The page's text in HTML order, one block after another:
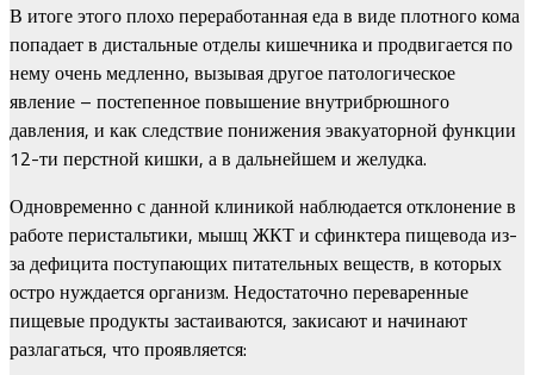
В итоге этого плохо переработанная еда в виде плотного кома
попадает в дистальные отделы кишечника и продвигается по
нему очень медленно, вызывая другое патологическое
явление – постепенное повышение внутрибрюшного
давления, и как следствие понижения эвакуаторной функции
12-ти перстной кишки, а в дальнейшем и желудка.
Одновременно с данной клиникой наблюдается отклонение в
работе перистальтики, мышц ЖКТ и сфинктера пищевода из-
за дефицита поступающих питательных веществ, в которых
остро нуждается организм. Недостаточно переваренные
пищевые продукты застаиваются, закисают и начинают
разлагаться, что проявляется: